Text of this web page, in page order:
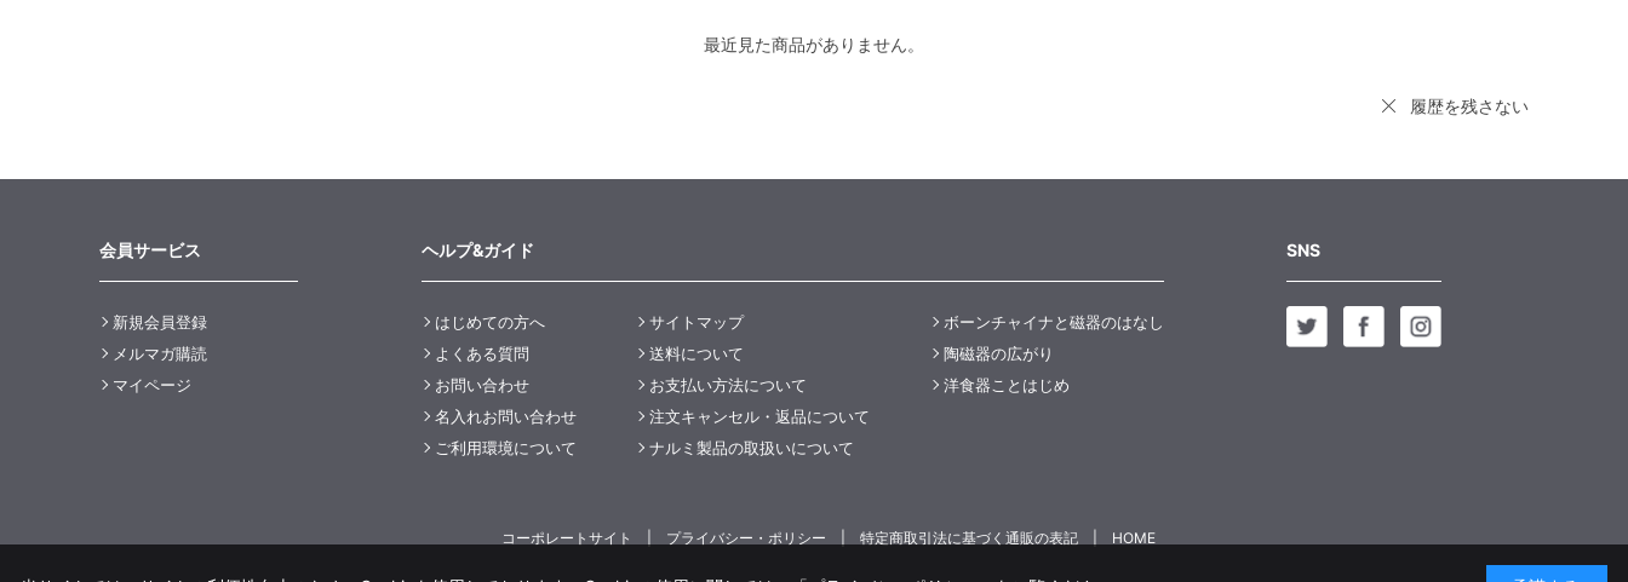
最近見た商品がありません。
履歴を残さない
会員サービス
新規会員登録
メルマガ購読
マイページ
ヘルプ&ガイド
はじめての方へ
よくある質問
お問い合わせ
名入れお問い合わせ
ご利用環境について
サイトマップ
送料について
お支払い方法について
注文キャンセル・返品について
ナルミ製品の取扱いについて
ボーンチャイナと磁器のはなし
陶磁器の広がり
洋食器ことはじめ
SNS
コーポレートサイト プライバシー・ポリシー 特定商取引法に基づく通販の表記 HOME